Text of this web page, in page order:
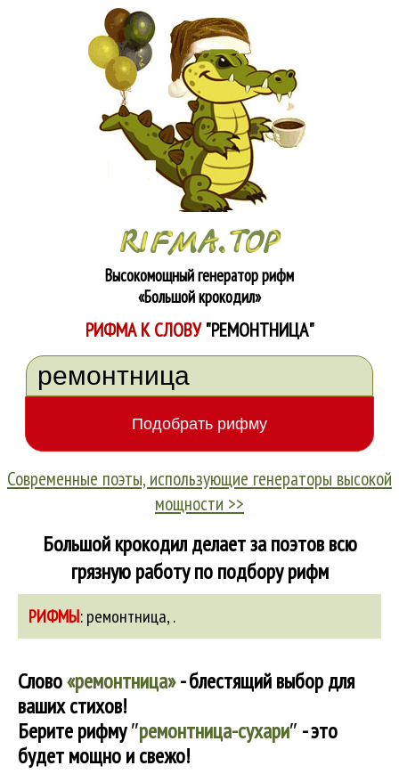
Высокомощный генератор рифм
«Большой крокодил»
РИФМА К СЛОВУ"РЕМОНТНИЦА"
Современные поэты, использующие генераторы высокой
мощности >>
Большой крокодил делает за поэтов всю
грязную работу по подбору рифм
РИФМЫ:ремонтница,.
Слово«ремонтница»- блестящий выбор для
ваших стихов!
Берите рифму″ремонтница-сухари″ - это
будет мощно и свежо!